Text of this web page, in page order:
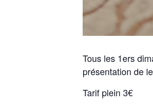
Tous les 1ers
présentation de
Tarif plein 3€